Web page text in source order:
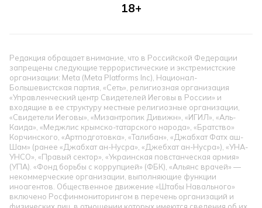
18+
Редакция обращает внимание, что в Российской Федерации
запрещены следующие террористические и экстремистские
организации: Meta (Meta Platforms Inc), Национал-
Большевистская партия, «Сеть», религиозная организация
«Управленческий центр Свидетелей Иеговы в России» и
входящие в ее структуру местные религиозные организации,
«Свидетели Иеговы», «Мизантропик Дивижн», «ИГИЛ», «Аль-
Каида», «Меджлис крымско-татарского народа», «Братство»
Корчинского, «Артподготовка», «Талибан», «Джабхат Фатх аш-
Шам» (ранее «Джабхат ан-Нусра», «Джебхат ан-Нусра»), «УНА-
УНСО», «Правый сектор», «Украинская повстанческая армия»
(УПА). «Фонд борьбы с коррупцией» (ФБК), «Альянс врачей» —
некоммерческие организации, выполняющие функции
иноагентов. Общественное движение «Штабы Навального»
включено Росфинмониторингом в перечень организаций и